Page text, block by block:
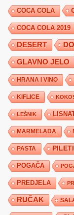
COCA COLA
COCA COLA 2019
DESERT
GLAVNO JELO
HRANA I VINO
KIFLICE
LEŠNIK
MARMELADA
PASTA
POGAČA
PREDJELA
RUČAK